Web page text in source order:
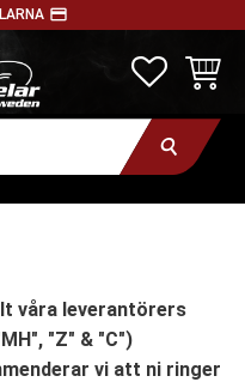
payment
våra leverantörers
"Z" & "C")
vi att ni ringer